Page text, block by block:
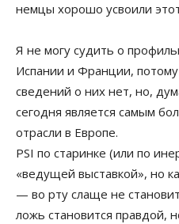
немцы хорошо усвоили
Я не могу судить о
Испании и Франции,
сведений о них нет, но,
сегодня является самым
отрасли в Европе.
PSI по старинке (или по
«ведущей выставкой», но
— во рту слаще не
ложь становится правдой,